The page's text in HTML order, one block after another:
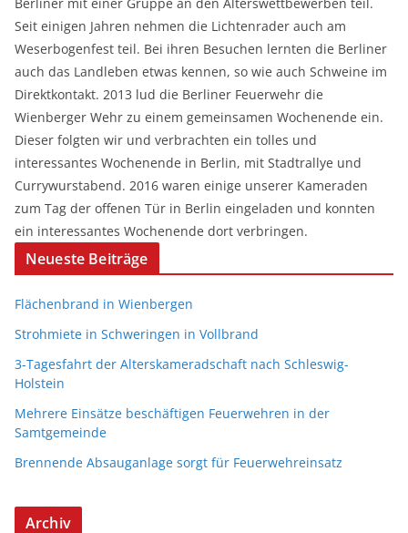
Seit einigen Jahren nehmen die Lichtenrader auch am
Weserbogenfest teil. Bei ihren Besuchen lernten die Berliner
auch das Landleben etwas kennen, so wie auch Schweine im
Direktkontakt. 2013 lud die Berliner Feuerwehr die
Wienberger Wehr zu einem gemeinsamen Wochenende ein.
Dieser folgten wir und verbrachten ein tolles und
interessantes Wochenende in Berlin, mit Stadtrallye und
Currywurstabend. 2016 waren einige unserer Kameraden
zum Tag der offenen Tür in Berlin eingeladen und konnten
ein interessantes Wochenende dort verbringen.
Neueste Beiträge
Flächenbrand in Wienbergen
Strohmiete in Schweringen in Vollbrand
3-Tagesfahrt der Alterskameradschaft nach Schleswig-
Holstein
Mehrere Einsätze beschäftigen Feuerwehren in der
Samtgemeinde
Brennende Absauganlage sorgt für Feuerwehreinsatz
Archiv